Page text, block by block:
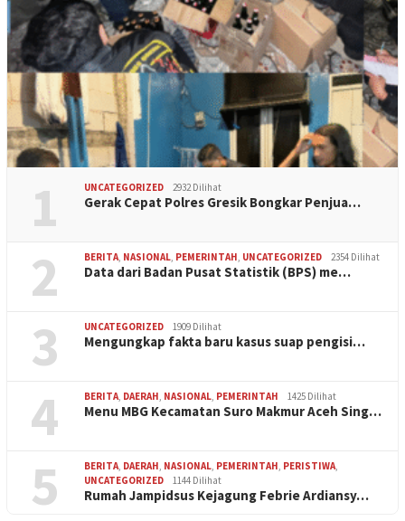
1 UNCATEGORIZED 2932 Dilihat
Gerak Cepat Polres Gresik Bongkar Penjua…
2 BERITA, NASIONAL, PEMERINTAH, UNCATEGORIZED 2354 Dilihat
Data dari Badan Pusat Statistik (BPS) me…
3 UNCATEGORIZED 1909 Dilihat
Mengungkap fakta baru kasus suap pengisi…
4 BERITA, DAERAH, NASIONAL, PEMERINTAH 1425 Dilihat
Menu MBG Kecamatan Suro Makmur Aceh Sing…
5 BERITA, DAERAH, NASIONAL, PEMERINTAH, PERISTIWA,
UNCATEGORIZED
1144 Dilihat
Rumah Jampidsus Kejagung Febrie Ardiansy…